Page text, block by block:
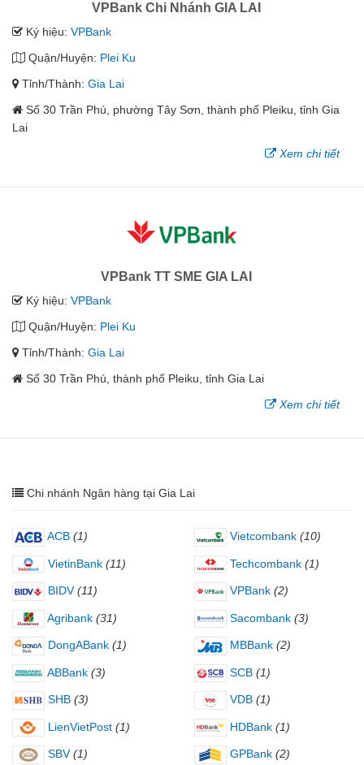
VPBank Chi Nhánh GIA LAI
Ký hiệu: VPBank
Quận/Huyện: Plei Ku
Tỉnh/Thành: Gia Lai
Số 30 Trần Phú, phường Tây Sơn, thành phố Pleiku, tỉnh Gia
Lai
Xem chi tiết
VPBank TT SME GIA LAI
Ký hiệu: VPBank
Quận/Huyện: Plei Ku
Tỉnh/Thành: Gia Lai
Số 30 Trần Phú, thành phố Pleiku, tỉnh Gia Lai
Xem chi tiết
Chi nhánh Ngân hàng tại Gia Lai
ACB (1) Vietcombank (10)
VietinBank (11) Techcombank (1)
BIDV (11) VPBank (2)
Agribank (31) Sacombank (3)
DongABank (1) MBBank (2)
ABBank (3) SCB (1)
SHB (3) VDB (1)
LienVietPost (1) HDBank (1)
SBV (1) GPBank (2)